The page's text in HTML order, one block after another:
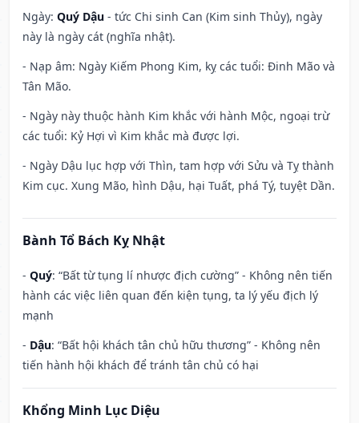
Ngày: Quý Dậu - tức Chi sinh Can (Kim sinh Thủy), ngày
này là ngày cát (nghĩa nhật).
- Nạp âm: Ngày Kiếm Phong Kim, kỵ các tuổi: Đinh Mão và
Tân Mão.
- Ngày này thuộc hành Kim khắc với hành Mộc, ngoại trừ
các tuổi: Kỷ Hợi vì Kim khắc mà được lợi.
- Ngày Dậu lục hợp với Thìn, tam hợp với Sửu và Tỵ thành
Kim cục. Xung Mão, hình Dậu, hại Tuất, phá Tý, tuyệt Dần.
Bành Tổ Bách Kỵ Nhật
- Quý: “Bất từ tụng lí nhược địch cường” - Không nên tiến
hành các việc liên quan đến kiện tụng, ta lý yếu địch lý
mạnh
- Dậu: “Bất hội khách tân chủ hữu thương” - Không nên
tiến hành hội khách để tránh tân chủ có hại
Khổng Minh Lục Diệu